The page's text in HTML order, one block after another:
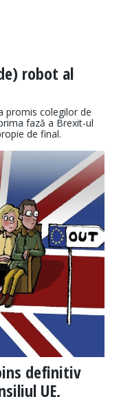
robot al
promis colegilor de
fază a Brexit-ul
de final.
definitiv
UE,